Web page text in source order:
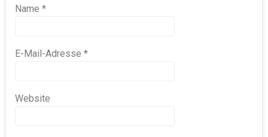
Name *
E-Mail-Adresse *
Website